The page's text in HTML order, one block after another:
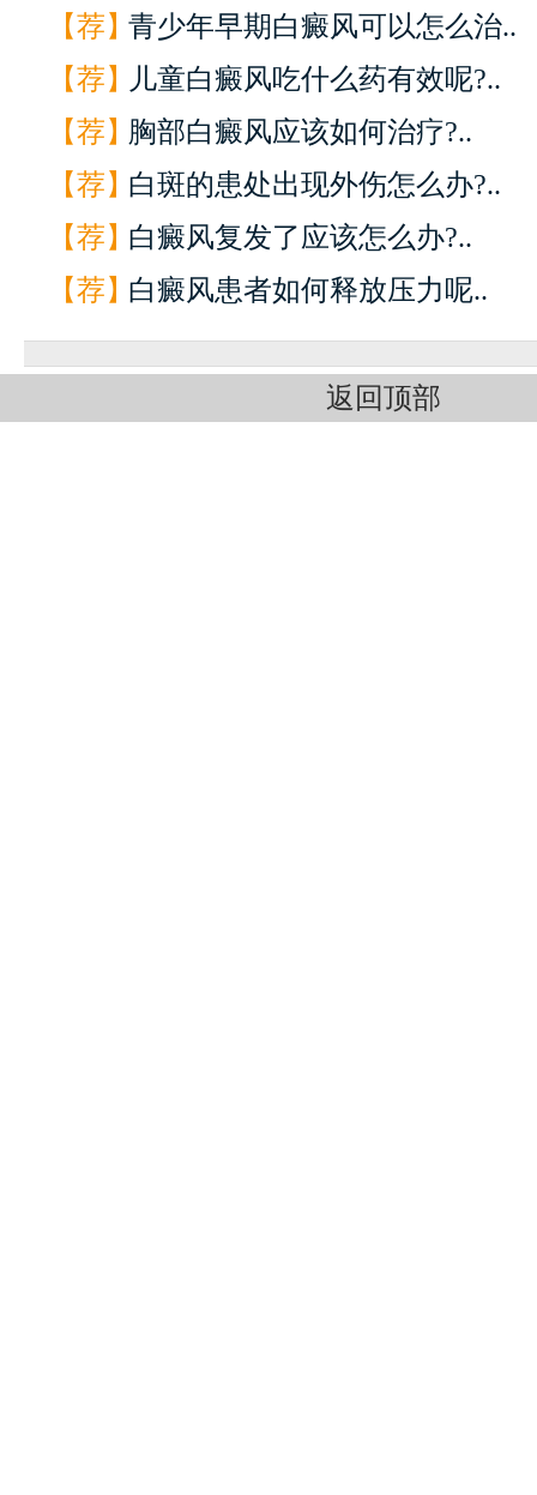
【荐】青少年早期白癜风可以怎么治..
【荐】 儿童白癜风吃什么药有效呢?..
【荐】胸部白癜风应该如何治疗?..
【荐】白斑的患处出现外伤怎么办?..
【荐】白癜风复发了应该怎么办?..
【荐】白癜风患者如何释放压力呢..
返回顶部